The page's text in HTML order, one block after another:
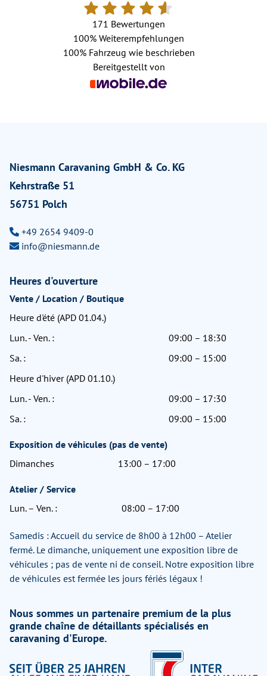
171 Bewertungen
100% Weiterempfehlungen
100%Fahrzeug wie beschrieben
Bereitgestellt von
Niesmann Caravaning GmbH & Co. KG
Kehrstraße 51
56751 Polch
+49 2654 9409-0
info@niesmann.de
Heures d'ouverture
Vente / Location / Boutique
Heure d'été (APD 01.04.)
Lun. - Ven. :
09:00 – 18:30
Sa. :
09:00 – 15:00
Heure d'hiver (APD 01.10.)
Lun. - Ven. :
09:00 – 17:30
Sa. :
09:00 – 15:00
Exposition de véhicules (pas de vente)
Dimanches
13:00 – 17:00
Atelier / Service
Lun. – Ven. :
08:00 – 17:00
Samedis : Accueil du service de 8h00 à 12h00 – Atelier
fermé. Le dimanche, uniquement une exposition libre de
véhicules ; pas de vente ni de conseil. Notre exposition libre
de véhicules est fermée les jours fériés légaux !
Nous sommes un partenaire premium de la plus
grande chaîne de détaillants spécialisés en
caravaning d'Europe.